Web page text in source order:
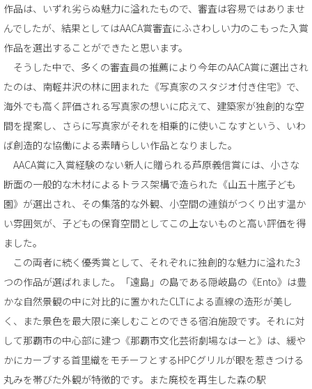
作品は、いずれ劣らぬ魅力に溢れたもので、審査は容易ではありませ
んでしたが、結果としてはAACA賞審査にふさわしい力のこもった入賞
作品を選出することができたと思います。
そうした中で、多くの審査員の推薦により今年のAACA賞に選出され
たのは、南軽井沢の林に囲まれた《写真家のスタジオ付き住宅》で、
海外でも高く評価される写真家の想いに応えて、建築家が独創的な空
間を提案し、さらに写真家がそれを相乗的に使いこなすという、いわ
ば創造的な協働による素晴らしい作品となりました。
AACA賞に入賞経験のない新人に贈られる芦原義信賞には、小さな
断面の一般的な木材によるトラス架構で造られた《山五十嵐子ども
園》が選出され、その集落的な外観、小空間の連鎖がつくり出す温か
い雰囲気が、子どもの保育空間としてこの上ないものと高い評価を得
ました。
この両者に続く優秀賞として、それぞれに独創的な魅力に溢れた3
つの作品が選ばれました。「遠島」の島である隠岐島の《Ento》は豊
かな自然景観の中に対比的に置かれたCLTによる直線の造形が美し
く、また景色を最大限に楽しむことのできる宿泊施設です。それに対
して那覇市の中心部に建つ《那覇市文化芸術劇場なはーと》は、緩や
かにカーブする首里織をモチーフとするHPCグリルが眼を惹きつける
丸みを帯びた外観が特徴的です。また廃校を再生した森の駅